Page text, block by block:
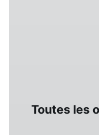
Toutes les